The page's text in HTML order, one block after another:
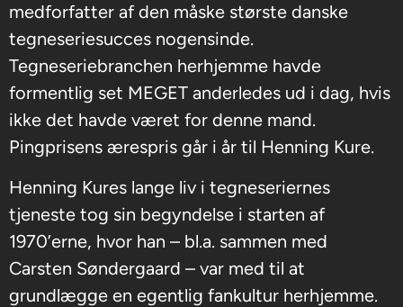
medforfatter af den måske største danske
tegneseriesucces nogensinde.
Tegneseriebranchen herhjemme havde
formentlig set MEGET anderledes ud i dag, hvis
ikke det havde været for denne mand.
Pingprisens ærespris går i år til Henning Kure.
Henning Kures lange liv i tegneseriernes
tjeneste tog sin begyndelse i starten af
1970’erne, hvor han – bl.a. sammen med
Carsten Søndergaard – var med til at
grundlægge en egentlig fankultur herhjemme.